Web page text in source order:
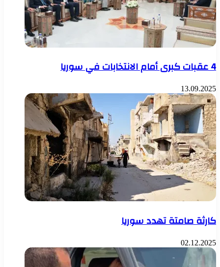
4 عقبات كبرى أمام الانتخابات في سوريا
13.09.2025
كارثة صامتة تهدد سوريا
02.12.2025